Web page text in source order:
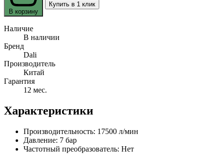
В корзину
Купить в 1 клик
Наличие
В наличии
Бренд
Dali
Производитель
Китай
Гарантия
12 мес.
Характеристики
Производительность: 17500 л/мин
Давление: 7 бар
Частотный преобразователь: Нет